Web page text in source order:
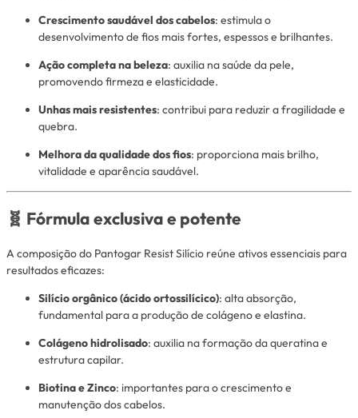
Crescimento saudável dos cabelos: estimula o
desenvolvimento de fios mais fortes, espessos e brilhantes.
Ação completa na beleza: auxilia na saúde da pele,
promovendo firmeza e elasticidade.
Unhas mais resistentes: contribui para reduzir a fragilidade e
quebra.
Melhora da qualidade dos fios: proporciona mais brilho,
vitalidade e aparência saudável.
🧬 Fórmula exclusiva e potente
A composição do Pantogar Resist Silício reúne ativos essenciais para
resultados eficazes:
Silício orgânico (ácido ortossilícico): alta absorção,
fundamental para a produção de colágeno e elastina.
Colágeno hidrolisado: auxilia na formação da queratina e
estrutura capilar.
Biotina e Zinco: importantes para o crescimento e
manutenção dos cabelos.